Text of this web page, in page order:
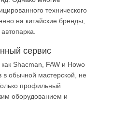
технического
на китайские бренды,
сервис
Shacman, FAW и Howo
обычной мастерской, не
профильный
оборудованием и